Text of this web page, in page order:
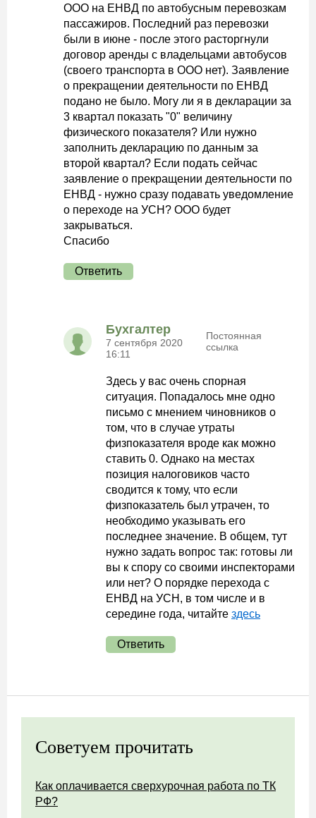
ООО на ЕНВД по автобусным перевозкам
пассажиров. Последний раз перевозки
были в июне - после этого расторгнули
договор аренды с владельцами автобусов
(своего транспорта в ООО нет). Заявление
о прекращении деятельности по ЕНВД
подано не было. Могу ли я в декларации за
3 квартал показать "0" величину
физического показателя? Или нужно
заполнить декларацию по данным за
второй квартал? Если подать сейчас
заявление о прекращении деятельности по
ЕНВД - нужно сразу подавать уведомление
о переходе на УСН? ООО будет
закрываться.
Спасибо
Ответить
Бухгалтер
7 сентября 2020
16:11
Постоянная
ссылка
Здесь у вас очень спорная
ситуация. Попадалось мне одно
письмо с мнением чиновников о
том, что в случае утраты
физпоказателя вроде как можно
ставить 0. Однако на местах
позиция налоговиков часто
сводится к тому, что если
физпоказатель был утрачен, то
необходимо указывать его
последнее значение. В общем, тут
нужно задать вопрос так: готовы ли
вы к спору со своими инспекторами
или нет? О порядке перехода с
ЕНВД на УСН, в том числе и в
середине года, читайте здесь
Ответить
Советуем прочитать
Как оплачивается сверхурочная работа по ТК
РФ?